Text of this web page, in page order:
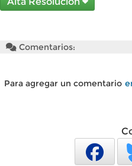
Comentarios:
Para agregar un comentario